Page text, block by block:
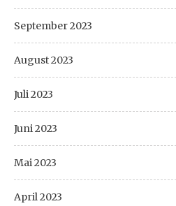
September 2023
August 2023
Juli 2023
Juni 2023
Mai 2023
April 2023